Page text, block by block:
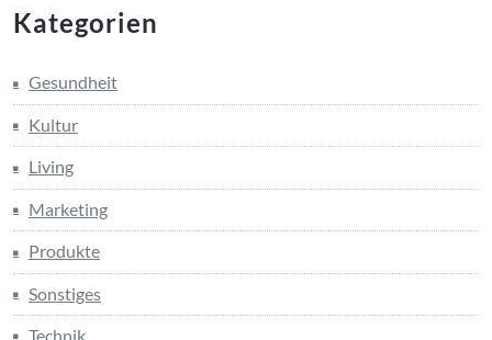
Kategorien
Gesundheit
Kultur
Living
Marketing
Produkte
Sonstiges
Technik